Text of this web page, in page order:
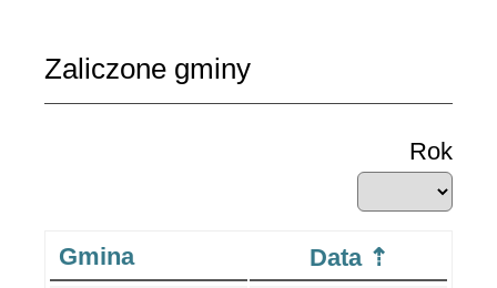
Zaliczone gminy
Rok
Gmina Data